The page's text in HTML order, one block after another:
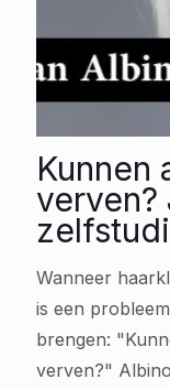
Kunnen
verven?
Wanneer
is een
brengen:
verven?"